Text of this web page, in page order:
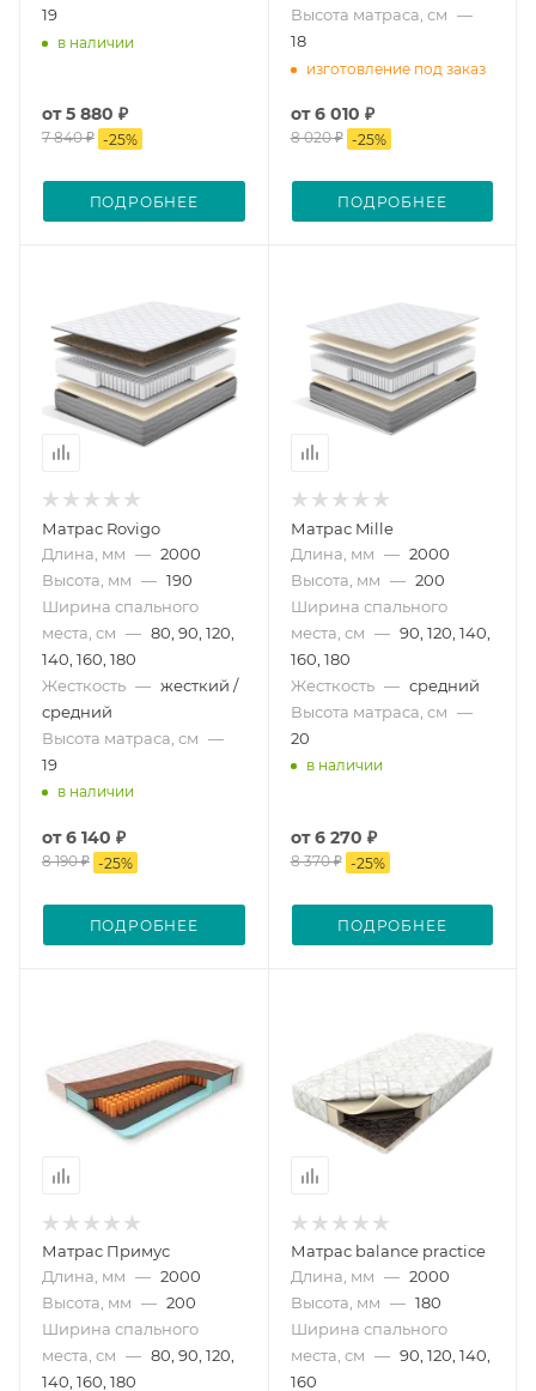
19
в наличии
от5 880 ₽
7 840 ₽ -25%
ПОДРОБНЕЕ
Высота матраса, см —
18
изготовление под заказ
от6 010 ₽
8 020 ₽ -25%
ПОДРОБНЕЕ
Матрас Rovigo
Длина, мм — 2000
Высота, мм — 190
Ширина спального
места, см — 80, 90, 120,
140, 160, 180
Жесткость — жесткий /
средний
Высота матраса, см —
19
в наличии
от6 140 ₽
8 190 ₽ -25%
ПОДРОБНЕЕ
Матрас Mille
Длина, мм — 2000
Высота, мм — 200
Ширина спального
места, см — 90, 120, 140,
160, 180
Жесткость — средний
Высота матраса, см —
20
в наличии
от6 270 ₽
8 370 ₽ -25%
ПОДРОБНЕЕ
Матрас Примус
Длина, мм — 2000
Высота, мм — 200
Ширина спального
места, см — 80, 90, 120,
140, 160, 180
Матрас balance practice
Длина, мм — 2000
Высота, мм — 180
Ширина спального
места, см — 90, 120, 140,
160